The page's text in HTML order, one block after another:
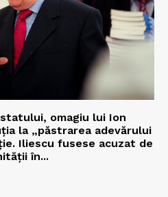
omagiu lui Ion
la „păstrarea adevărului
Iliescu fusese acuzat de
în...